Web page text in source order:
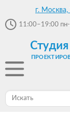
г.
11:00–19:00